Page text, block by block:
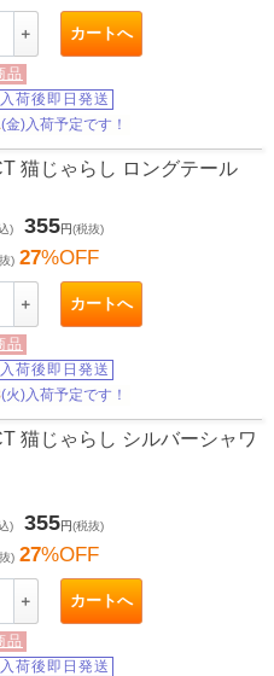
＋ カートへ
品
入荷後即日発送
(金)入荷予定です！
猫じゃらし ロングテール
) 355円(税抜)
) 27%OFF
＋ カートへ
品
入荷後即日発送
(火)入荷予定です！
猫じゃらし シルバーシャワ
) 355円(税抜)
) 27%OFF
＋ カートへ
品
入荷後即日発送